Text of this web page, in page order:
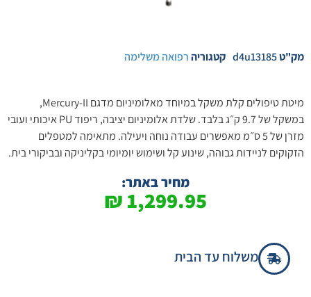
מק"טd4u13185 קטגוריהרפואה משלימה
מיטת טיפולים קלת משקל במיוחד מאלומיניום מדגם Mercury-II,
במשקל של 9.7 ק״ג בלבד. שלדת אלומיניום יציבה, ריפוד PU איכותי ועובי
מזרן של 5 ס״מ מאפשרים עבודה נוחה ויעילה. מתאימה למטפלים
הזקוקים לניידות גבוהה, שינוע קל ושימוש יומיומי בקליניקה ובביקורי בית.
מחיר באתר:
1,299.95
₪
משלוח עד הבית